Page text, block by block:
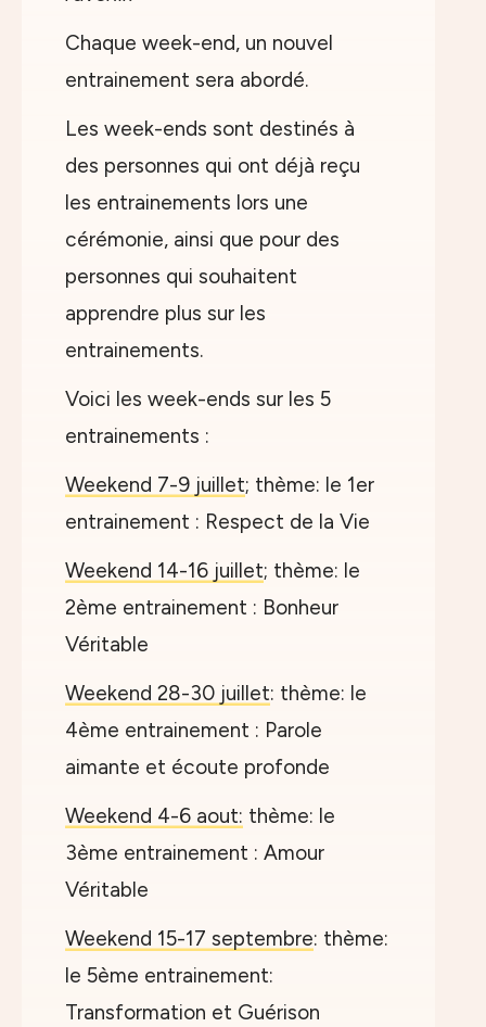
Chaque week-end, un nouvel
entrainement sera abordé.
Les week-ends sont destinés à
des personnes qui ont déjà reçu
les entrainements lors une
cérémonie, ainsi que pour des
personnes qui souhaitent
apprendre plus sur les
entrainements.
Voici les week-ends sur les 5
entrainements :
Weekend 7-9 juillet; thème: le 1er
entrainement : Respect de la Vie
Weekend 14-16 juillet; thème: le
2ème entrainement : Bonheur
Véritable
Weekend 28-30 juillet: thème: le
4ème entrainement : Parole
aimante et écoute profonde
Weekend 4-6 aout: thème: le
3ème entrainement : Amour
Véritable
Weekend 15-17 septembre: thème:
le 5ème entrainement:
Transformation et Guérison